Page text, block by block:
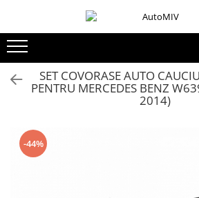
Oferta Saptamanii
Butoane
Bloc Lumini
Butoane Reglare Oglinzi
SET COVORASE AUTO
PENTRU MERCEDES BENZ
2014)
-44%